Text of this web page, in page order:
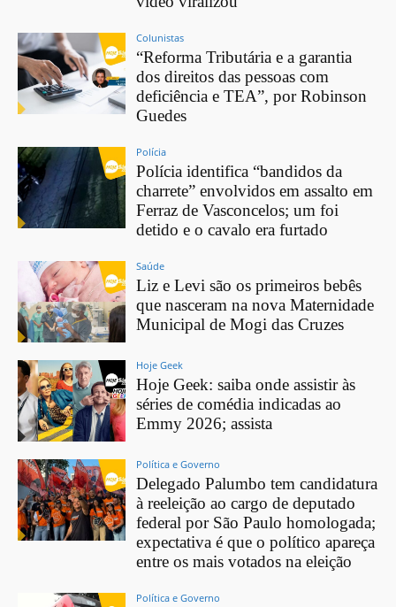
Colunistas
“Reforma Tributária e a garantia
dos direitos das pessoas com
deficiência e TEA”, por Robinson
Guedes
Polícia
Polícia identifica “bandidos da
charrete” envolvidos em assalto em
Ferraz de Vasconcelos; um foi
detido e o cavalo era furtado
Saúde
Liz e Levi são os primeiros bebês
que nasceram na nova Maternidade
Municipal de Mogi das Cruzes
Hoje Geek
Hoje Geek: saiba onde assistir às
séries de comédia indicadas ao
Emmy 2026; assista
Política e Governo
Delegado Palumbo tem candidatura
à reeleição ao cargo de deputado
federal por São Paulo homologada;
expectativa é que o político apareça
entre os mais votados na eleição
Política e Governo